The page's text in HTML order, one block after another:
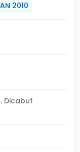
2010
Dicabut